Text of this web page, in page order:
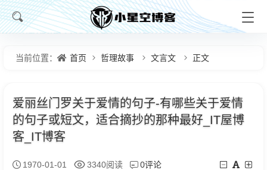
当前位置： 首页 哲理故事 文言文 正文
爱丽丝门罗关于爱情的句子-有哪些关于爱情
的句子或短文，适合摘抄的那种最好_IT屋博
客_IT博客
1970-01-01 3340阅读 0评论